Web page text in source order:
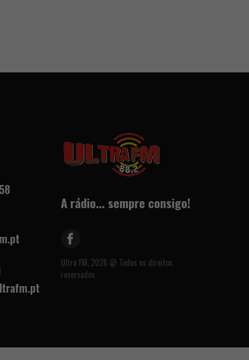
A rádio... sempre consigo!
Ultra FM, 2026 @ Todos os direitos
reservados